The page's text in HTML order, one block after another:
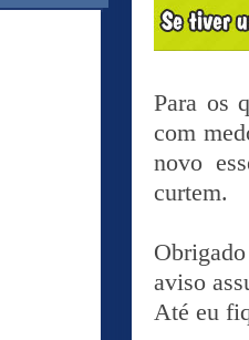
Para os
com
novo
curtem.
aviso
Até eu